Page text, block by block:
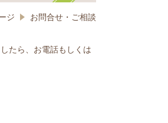
ジ お問合せ・ご相談
たら、お電話もしくは